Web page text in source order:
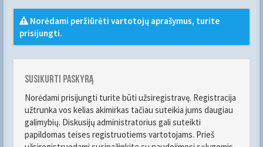
Norėdami peržiūrėti vartotojų aprašymus, turite
prisijungti.
Susikurti paskyrą
Norėdami prisijungti turite būti užsiregistravę. Registracija
užtrunka vos kelias akimirkas tačiau suteikia jums daugiau
galimybių. Diskusijų administratorius gali suteikti
papildomas teises registruotiems vartotojams. Prieš